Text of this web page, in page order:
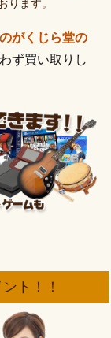
ります。
がくじら堂の
ず買い取りし
ト！！